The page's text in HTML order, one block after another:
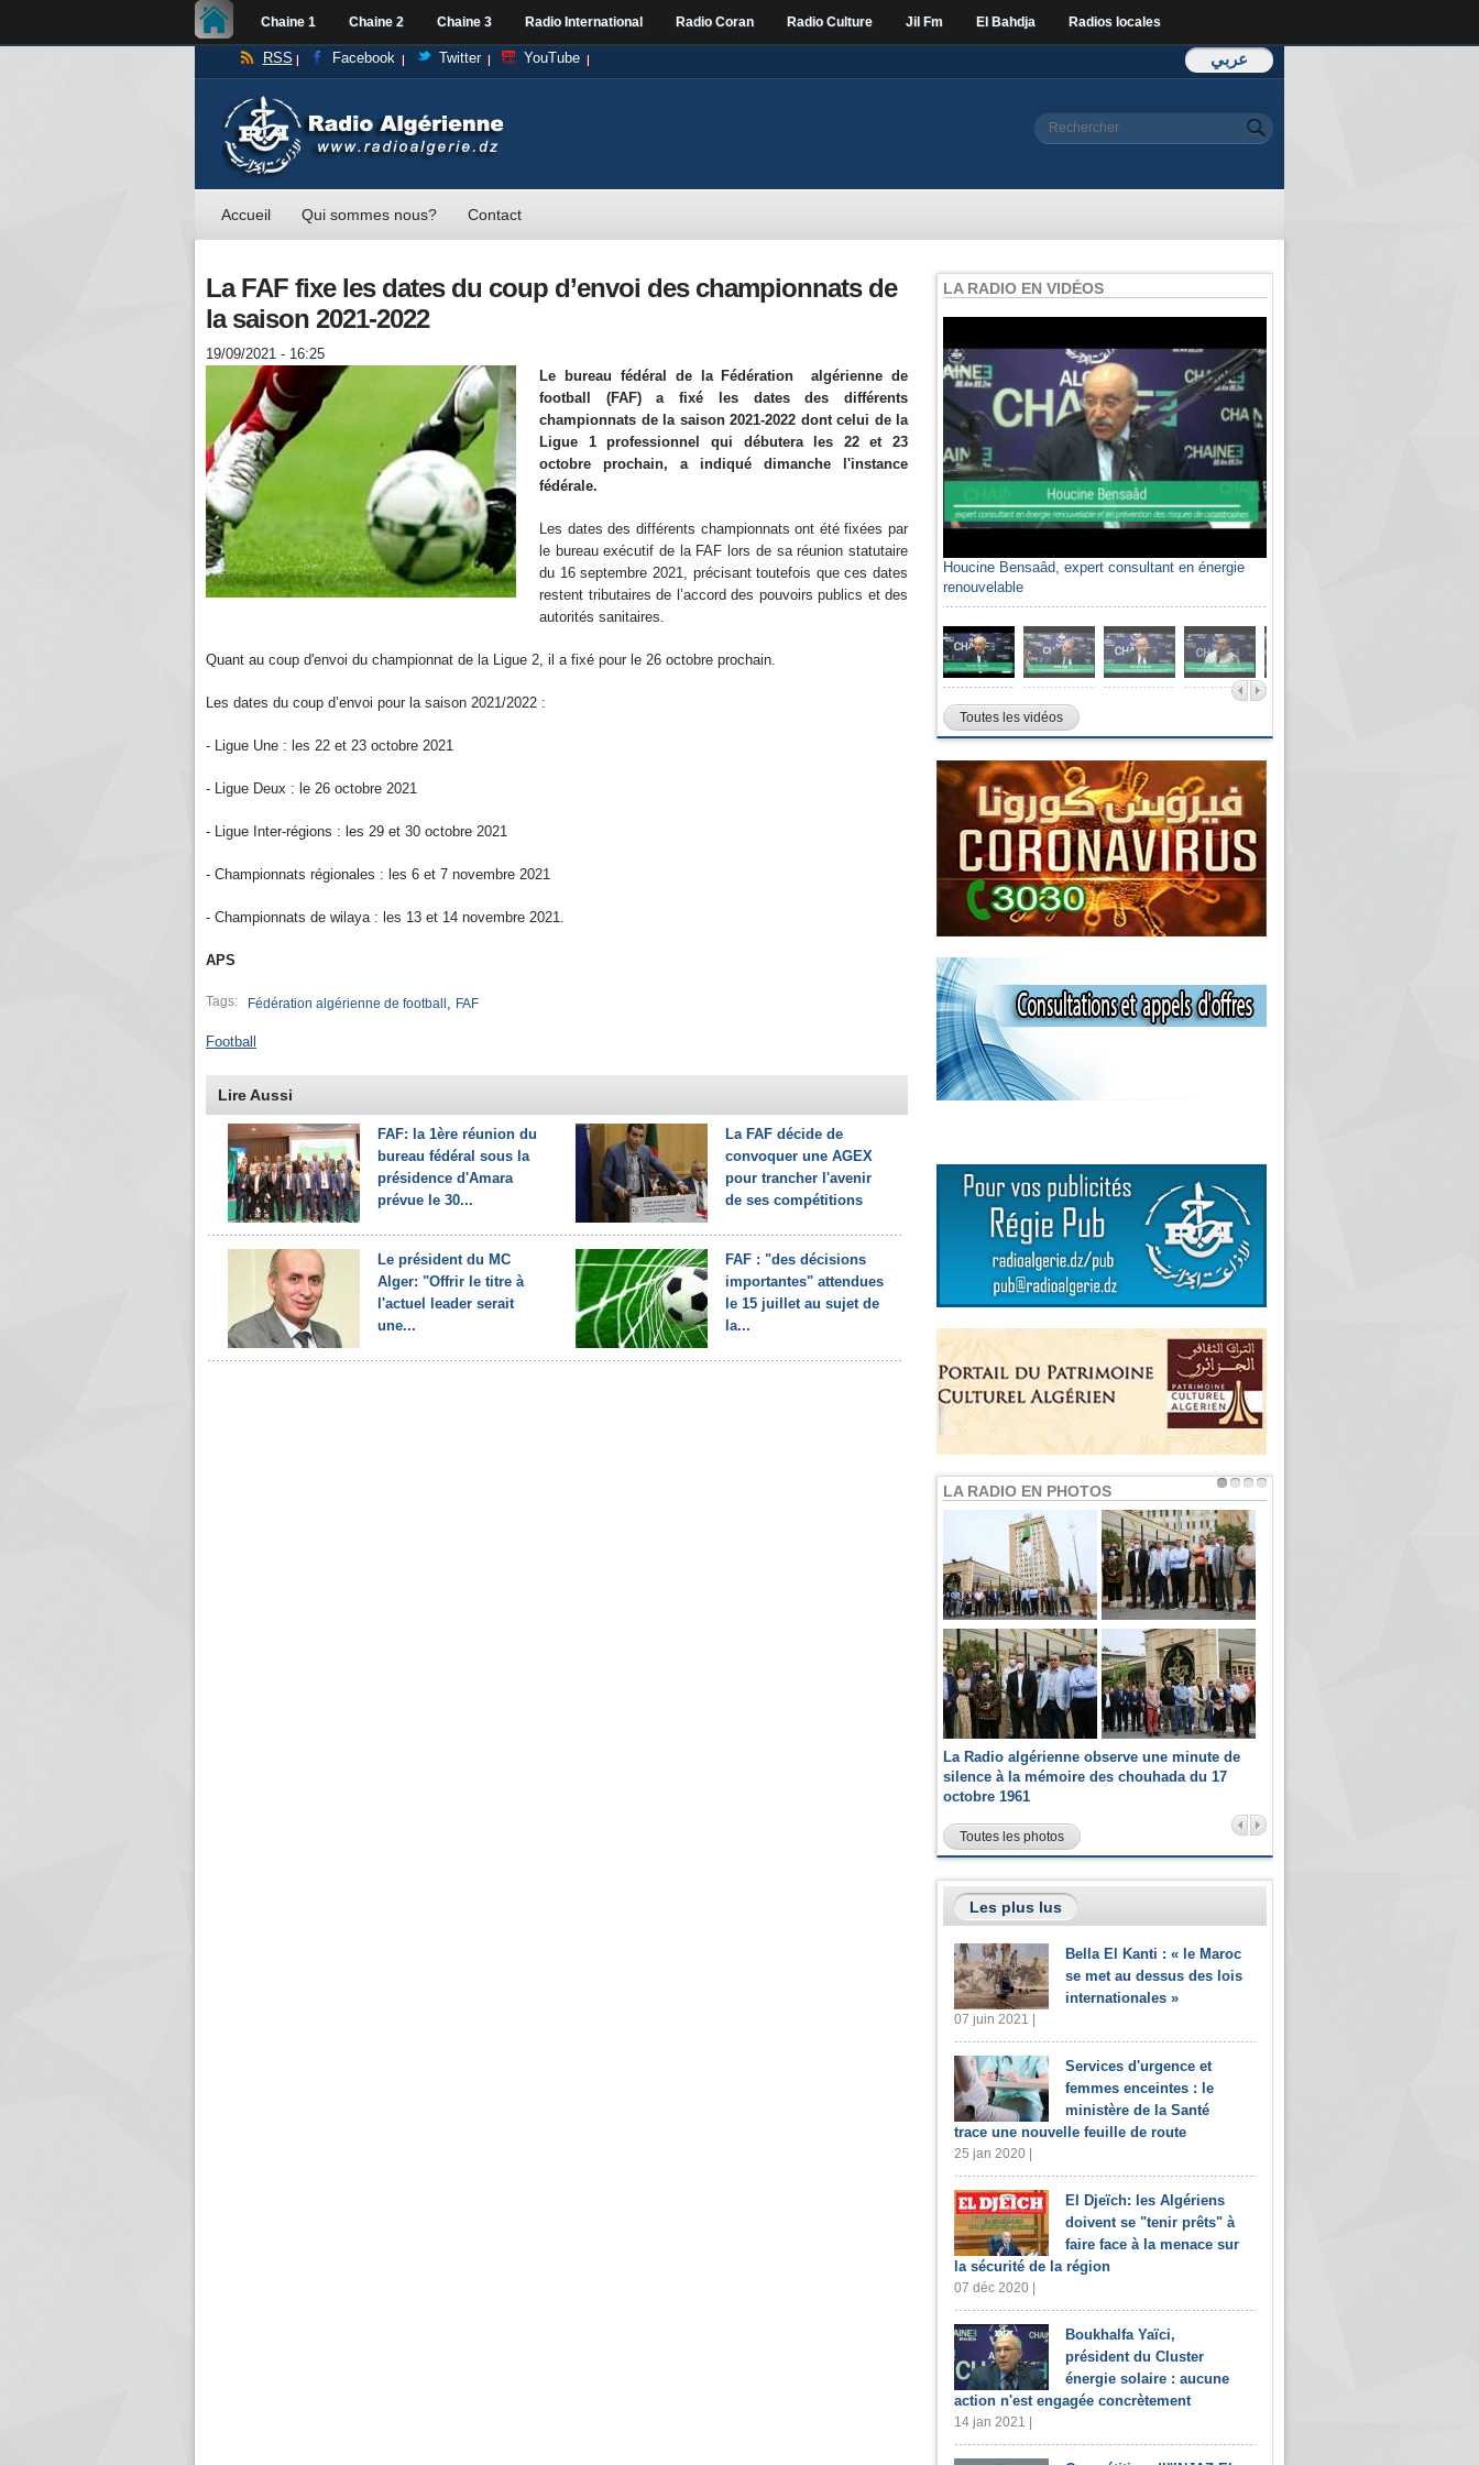
Chaine 1 Chaine 2 Chaine 3 Radio International Radio Coran Radio Culture Jil Fm El Bahdja Radios locales
عربي RSS Facebook Twitter YouTube
Formulaire de
Rechercher
Accueil Qui sommes nous? Contact
La FAF fixe les dates du coup d’envoi des championnats de
la saison 2021-2022
19/09/2021 - 16:25
Le bureau fédéral de la Fédération algérienne de
football (FAF) a fixé les dates des différents
championnats de la saison 2021-2022 dont celui de la
Ligue 1 professionnel qui débutera les 22 et 23
octobre prochain, a indiqué dimanche l'instance
fédérale.
Les dates des différents championnats ont été fixées par
le bureau exécutif de la FAF lors de sa réunion statutaire
du 16 septembre 2021, précisant toutefois que ces dates
restent tributaires de l’accord des pouvoirs publics et des
autorités sanitaires.
Quant au coup d'envoi du championnat de la Ligue 2, il a fixé pour le 26 octobre prochain.
Les dates du coup d’envoi pour la saison 2021/2022 :
- Ligue Une : les 22 et 23 octobre 2021
- Ligue Deux : le 26 octobre 2021
- Ligue Inter-régions : les 29 et 30 octobre 2021
- Championnats régionales : les 6 et 7 novembre 2021
- Championnats de wilaya : les 13 et 14 novembre 2021.
APS
Tags: Fédération algérienne de football , FAF
Football
Lire Aussi
FAF: la 1ère réunion du
bureau fédéral sous la
présidence d'Amara
prévue le 30...
La FAF décide de
convoquer une AGEX
pour trancher l'avenir
de ses compétitions
Le président du MC
Alger: "Offrir le titre à
l'actuel leader serait
une...
FAF : "des décisions
importantes" attendues
le 15 juillet au sujet de
la...
LA RADIO EN VIDÉOS
Houcine Bensaâd, expert consultant en énergie
renouvelable
Toutes les vidéos
LA RADIO EN PHOTOS
La Radio algérienne observe une minute de
silence à la mémoire des chouhada du 17
octobre 1961
Toutes les photos
Les plus lus
Bella El Kanti : « le Maroc
se met au dessus des lois
internationales »
07 juin 2021 |
Services d'urgence et
femmes enceintes : le
ministère de la Santé
trace une nouvelle feuille de route
25 jan 2020 |
El Djeïch: les Algériens
doivent se "tenir prêts" à
faire face à la menace sur
la sécurité de la région
07 déc 2020 |
Boukhalfa Yaïci,
président du Cluster
énergie solaire : aucune
action n'est engagée concrètement
14 jan 2021 |